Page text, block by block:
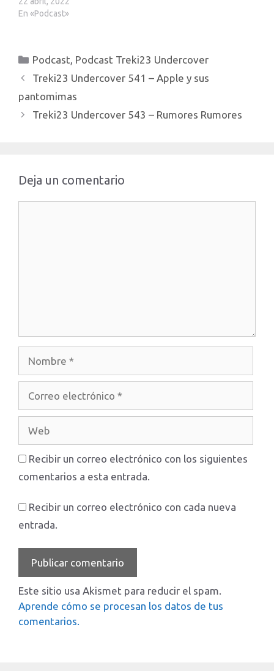
e de afiliados de Amazon:
(volumen 2):
https://www.treki23.c...
En «Podcast»
Categorías
Podcast Podcast Treki23 Undercover
Treki23 Undercover 541 – Apple y sus
pantomimas
Treki23 Undercover 543 – Rumores Rumores
Deja un comentario
electrónico
Recibir un correo electrónico con los siguientes
comentarios a esta entrada.
Recibir un correo electrónico con cada nueva
entrada.
Este sitio usa Akismet para reducir el spam.
Aprende cómo se procesan los datos de tus
comentarios.